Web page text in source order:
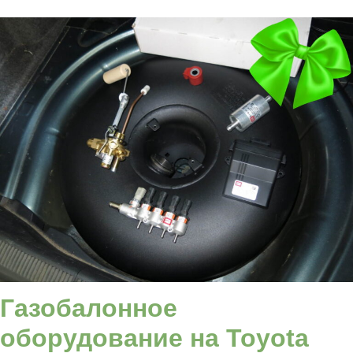
Газобалонное
оборудование на Toyota